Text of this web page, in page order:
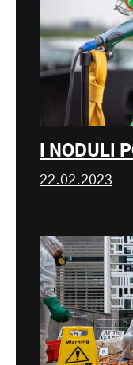
I NODULI
22.02.2023